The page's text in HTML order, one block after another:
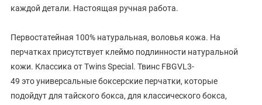
каждой детали. Настоящая ручная работа.
Первостатейная 100% натуральная, воловья кожа. На
перчатках присутствует клеймо подлинности натуральной
кожи. Классика от Twins Special. Твинс FBGVL3-
49 это универсальные боксерские перчатки, которые
подойдут для тайского бокса, для классического бокса,